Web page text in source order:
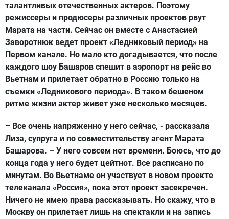
талантливых отечественных актеров. Поэтому
режиссеры и продюсеры различных проектов рвут
Марата на части. Сейчас он вместе с Анастасией
Заворотнюк ведет проект «Ледниковый период» на
Первом канале. Но мало кто догадывается, что после
каждого шоу Башаров спешит в аэропорт на рейс во
Вьетнам и прилетает обратно в Россию только на
съемки «Ледникового периода». В таком бешеном
ритме жизни актер живет уже несколько месяцев.
– Все очень напряженно у него сейчас, - рассказала
Лиза, супруга и по совместительству агент Марата
Башарова. – У него совсем нет времени. Боюсь, что до
конца года у него будет цейтнот. Все расписано по
минутам. Во Вьетнаме он участвует в новом проекте
телеканала «Россия», пока этот проект засекречен.
Ничего не имею права рассказывать. Но скажу, что в
Москву он прилетает лишь на спектакли и на запись